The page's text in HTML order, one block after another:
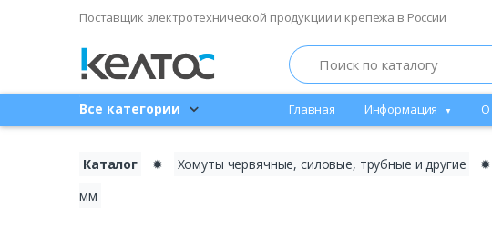
Поставщик электротехнической продукции и крепежа в России
Search
Все категории Главная Информация О
Каталог ✹ Хомуты червячные, силовые, трубные и другие ✹
мм